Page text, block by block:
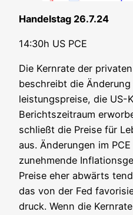
Han­dels­tag 26.7.24
14:30h US PCE
Die Kern­ra­te der
beschreibt die
leis­tungs­prei­se, die US-
Berichts­zeit­raum
schließt die Prei­se für
aus. Ände­run­gen im
zuneh­men­de
Prei­se eher abwärts
das von der Fed
druck. Wenn die